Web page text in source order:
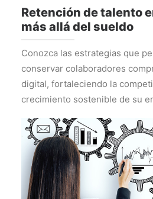
Retención de talento
más allá del sueldo
Conozca las estrategias que
conservar colaboradores
digital, fortaleciendo la
crecimiento sostenible de su